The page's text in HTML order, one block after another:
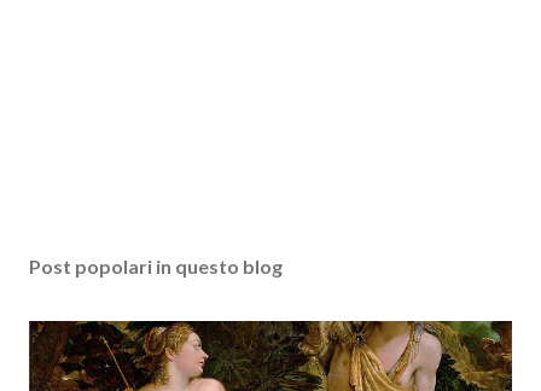
Post popolari in questo blog